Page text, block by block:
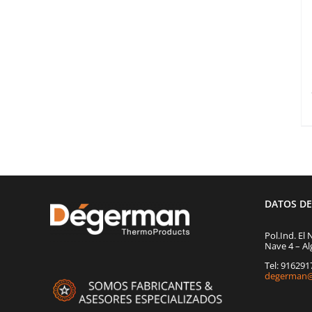
DATOS
Pol.Ind. El
Nave 4 –
Tel: